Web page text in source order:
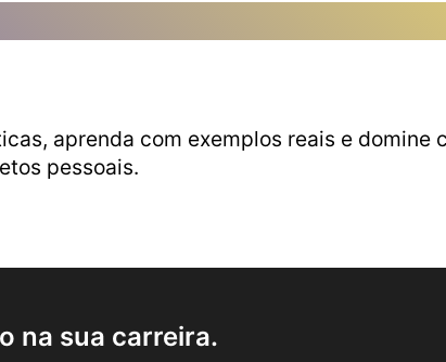
aprenda com exemplos reais e domine
pessoais.
na sua carreira.